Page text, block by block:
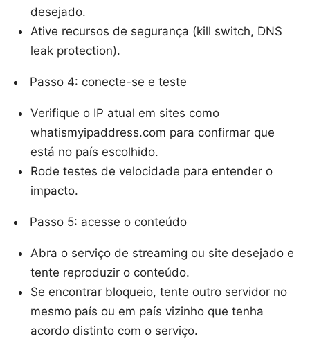
desejado.
Ative recursos de segurança (kill switch, DNS
leak protection).
Passo 4: conecte-se e teste
Verifique o IP atual em sites como
whatismyipaddress.com para confirmar que
está no país escolhido.
Rode testes de velocidade para entender o
impacto.
Passo 5: acesse o conteúdo
Abra o serviço de streaming ou site desejado e
tente reproduzir o conteúdo.
Se encontrar bloqueio, tente outro servidor no
mesmo país ou em país vizinho que tenha
acordo distinto com o serviço.